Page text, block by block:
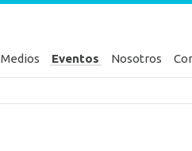
Medios Eventos Nosotros